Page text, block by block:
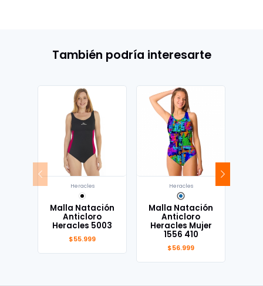
También podría interesarte
Heracles
Malla Natación
Anticloro
Heracles 5003
$55.999
Heracles
Malla Natación
Anticloro
Heracles Mujer
1556 410
$56.999